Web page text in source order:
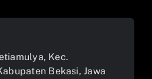
Kec.
Bekasi, Jawa